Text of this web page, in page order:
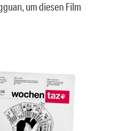
um diesen Film